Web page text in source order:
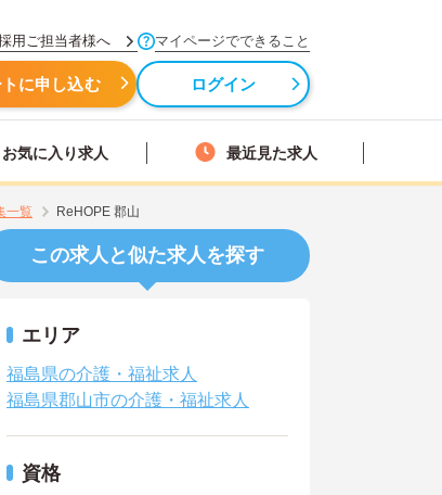
用ご担当者様へ マイページでできること
に申し込む ログイン
お気に入り求人 最近見た求人
一覧 ReHOPE 郡山
この求人と似た求人を探す
エリア
福島県の介護・福祉求人
福島県郡山市の介護・福祉求人
資格